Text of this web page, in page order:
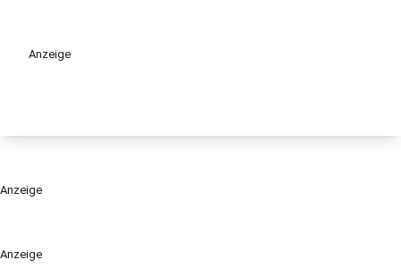
Anzeige
Anzeige
Anzeige